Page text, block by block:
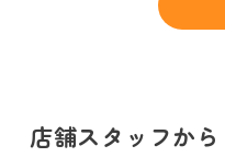
店舗スタッフから